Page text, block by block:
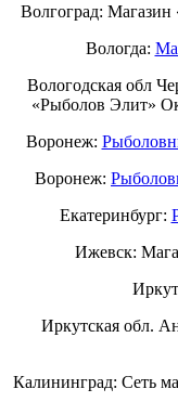
Волгоград:
Вологда:
Вологодская обл
«Рыболов Элит»
Воронеж:
Воронеж:
Екатеринбург:
Ижевск:
Иркутская обл.
Калининград: Сеть